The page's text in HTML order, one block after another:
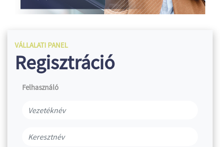
VÁLLALATI PANEL
Regisztráció
Felhasználó